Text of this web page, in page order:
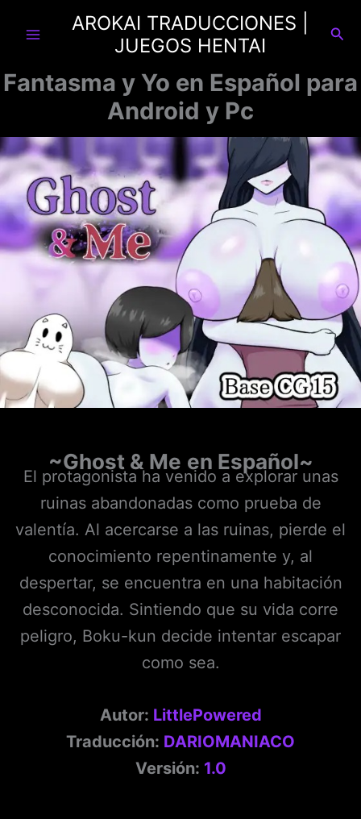
AROKAI TRADUCCIONES |
JUEGOS HENTAI
Fantasma y Yo en Español para
Android y Pc
~Ghost & Me en Español~
El protagonista ha venido a explorar unas
ruinas abandonadas como prueba de
valentía. Al acercarse a las ruinas, pierde el
conocimiento repentinamente y, al
despertar, se encuentra en una habitación
desconocida. Sintiendo que su vida corre
peligro, Boku-kun decide intentar escapar
como sea.
Autor: LittlePowered
Traducción: DARIOMANIACO
Versión: 1.0